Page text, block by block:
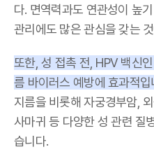
다. 면역력과도 연관성이 높
관리에도 많은 관심을 갖는
또한, 성 접촉 전, HPV 백신
름 바이러스 예방에 효과적입
지름을 비롯해 자궁경부암,
사마귀 등 다양한 성 관련 질
습니다.